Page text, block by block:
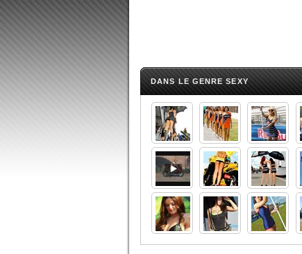
DANS LE GENRE SEXY